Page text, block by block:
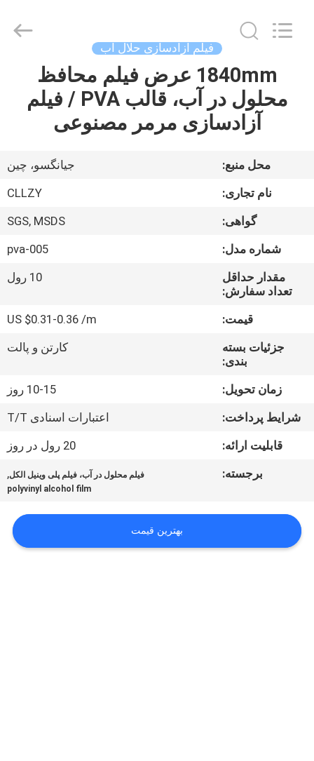
خونه
محصولات
درباره
کارخانه
کنترل
درخواست
نقل قول
PRIVACY
Materials
فیلم آزادسازی حلال آب
1840mm عرض فیلم محافظ
محلول در آب، قالب PVA / فیلم
آزادسازی مرمر مصنوعی
محل منبع:
جیانگسو، چین
نام تجاری:
CLLZY
گواهی:
SGS, MSDS
شماره مدل:
pva-005
مقدار حداقل
تعداد سفارش:
10 رول
قیمت:
US $0.31-0.36 /m
جزئیات بسته
بندی:
کارتن و پالت
زمان تحویل:
10-15 روز
شرایط پرداخت:
اعتبارات اسنادی T/T
قابلیت ارائه:
20 رول در روز
برجسته:
فیلم محلول در آب، فیلم پلی وینیل الکل,
polyvinyl alcohol film
بهترین قیمت